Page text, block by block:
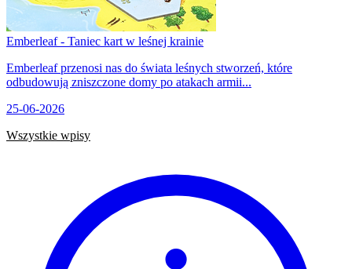
Emberleaf - Taniec kart w leśnej krainie
Emberleaf przenosi nas do świata leśnych stworzeń, które
odbudowują zniszczone domy po atakach armii...
25-06-2026
Wszystkie wpisy